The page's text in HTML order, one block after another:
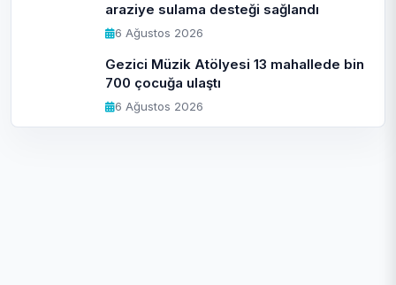
araziye sulama desteği sağlandı
6 Ağustos 2026
Gezici Müzik Atölyesi 13 mahallede bin
700 çocuğa ulaştı
6 Ağustos 2026